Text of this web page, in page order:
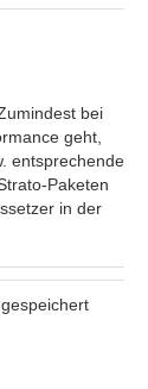
bei
geht,
entsprechende
Paketen
in der